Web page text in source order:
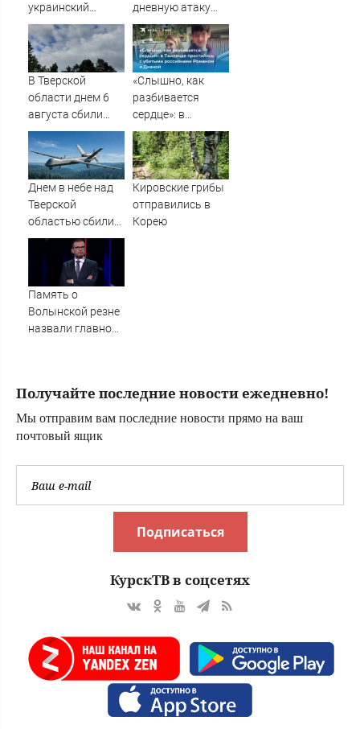
украинский
беспилотник
дневную атаку
БПЛА на
Рязанскую
область
В Тверской
области днем 6
августа сбили
украинские БПЛА
«Слышно, как
разбивается
сердце»: в
Таиланде
простились с
убитыми
россиянами
Дианой
Днем в небе над
Тверской
областью сбили
БПЛА
Кировские грибы
отправились в
Корею
Память о
Волынской резне
назвали главной
Новости на
Получайте последние новости ежедневно!
Мы отправим вам последние новости прямо на ваш
почтовый ящик
Подписаться
КурскТВ в соцсетях